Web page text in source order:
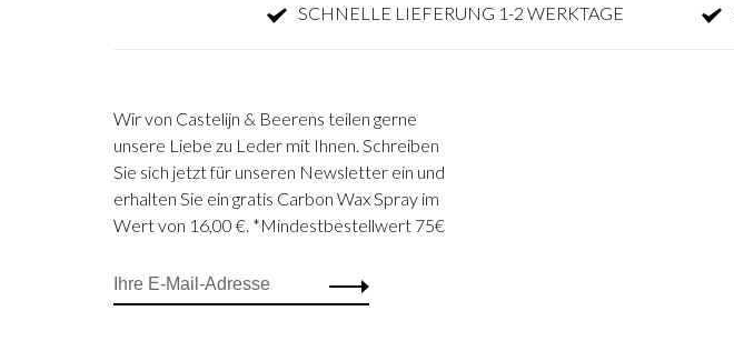
SCHNELLE LIEFERUNG 1-2 WERKTAGE
Wir von Castelijn & Beerens teilen gerne
unsere Liebe zu Leder mit Ihnen. Schreiben
Sie sich jetzt für unseren Newsletter ein und
erhalten Sie ein gratis Carbon Wax Spray im
Wert von 16,00 €. *Mindestbestellwert 75€